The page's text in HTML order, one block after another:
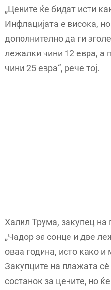
„Цените ќе бидат исти
Инфлацијата е висока,
дополнително да ги
лежалки чини 12 евра, а
чини 25 евра“, рече тој.
Халил Трума, закупец на
„Чадор за сонце и две
оваа година, исто како и
Закупците на плажата
состанок за цените, но